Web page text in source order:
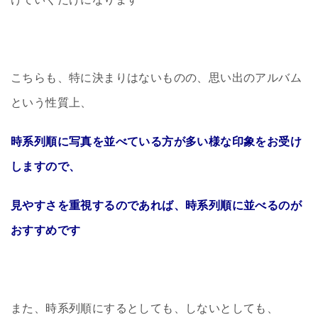
こちらも、特に決まりはないものの、思い出のアルバム
という性質上、
時系列順に写真を並べている方が多い様な印象をお受け
しますので、
見やすさを重視するのであれば、時系列順に並べるのが
おすすめです
また、時系列順にするとしても、しないとしても、